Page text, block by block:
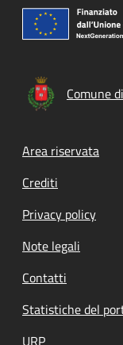
Comune
Footer
Area riservata
Crediti
Privacy policy
Note legali
Contatti
Statistiche del
URP